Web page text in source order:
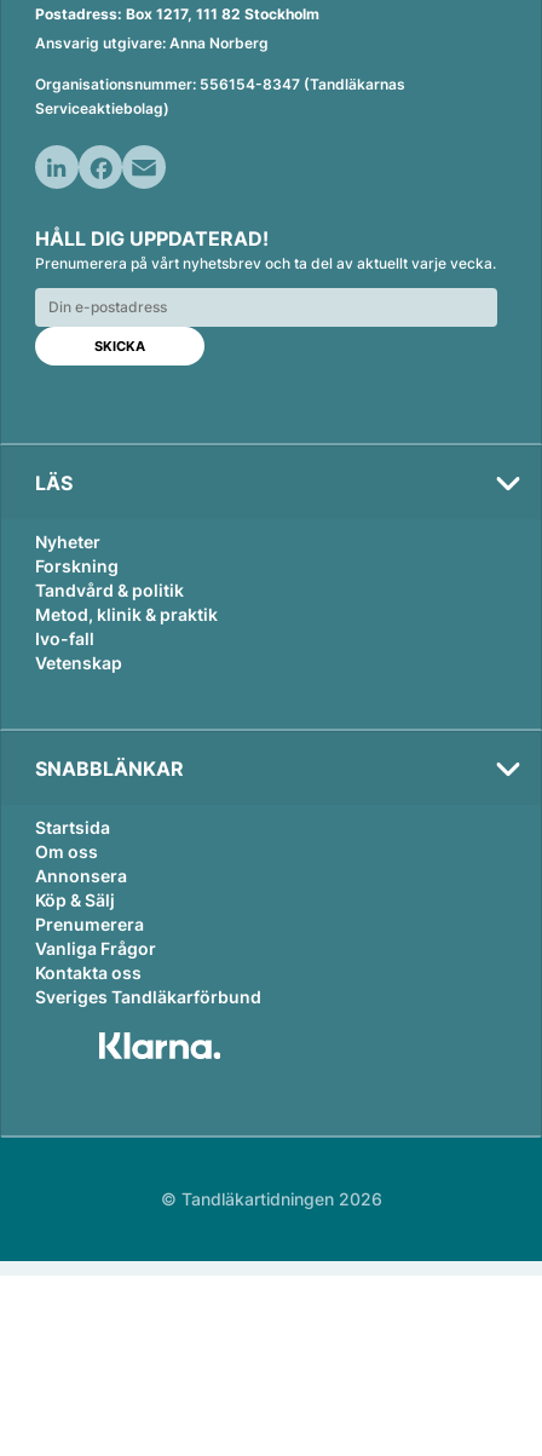
Postadress: Box 1217, 111 82 Stockholm
Ansvarig utgivare: Anna Norberg
Organisationsnummer: 556154-8347 (Tandläkarnas
Serviceaktiebolag)
n
k
e
d
n
c
e
b
o
o
k
a
i
l
HÅLL DIG UPPDATERAD!
Prenumerera på vårt nyhetsbrev och ta del av aktuellt varje vecka.
LÄS
Nyheter
Forskning
Tandvård & politik
Metod, klinik & praktik
Ivo-fall
Vetenskap
SNABBLÄNKAR
Startsida
Om oss
Annonsera
Köp & Sälj
Prenumerera
Vanliga Frågor
Kontakta oss
Sveriges Tandläkarförbund
© Tandläkartidningen 2026